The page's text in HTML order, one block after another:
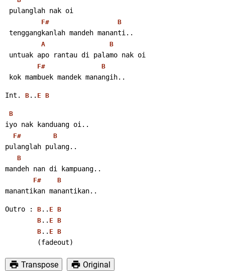
pulanglah nak oi
F# B
tenggangkanlah mandeh mananti..
A B
untuak apo rantau di palamo nak oi
F# B
kok mambuek mandek manangih..
Int. B .. E B
B
iyo nak kanduang oi..
F# B
pulanglah pulang..
B
mandeh nan di kampuang..
F# B
manantikan manantikan..
Outro : B .. E B
B .. E B
B .. E B
        (fadeout)
Transpose
Original